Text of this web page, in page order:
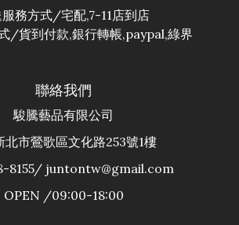
務方式/宅配,7-11店到店
/貨到付款,銀行轉帳,paypal,綠界
聯絡我們
駿騰藝品有限公司
北市鶯歌區文化路253號1樓
8155/ juntontw@gmail.com
OPEN /09:00-18:00